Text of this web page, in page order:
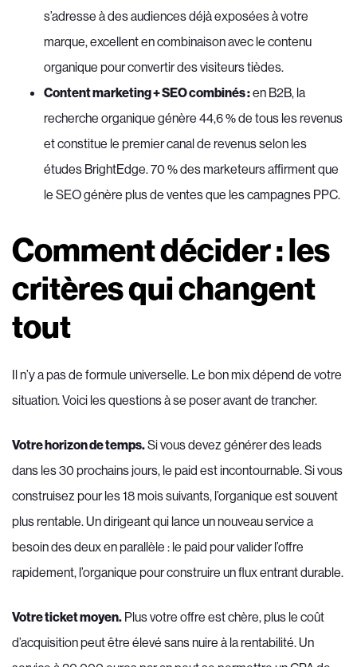
s’adresse à des audiences déjà exposées à votre
marque, excellent en combinaison avec le contenu
organique pour convertir des visiteurs tièdes.
Content marketing + SEO combinés :en B2B, la
recherche organique génère 44,6 % de tous les revenus
et constitue le premier canal de revenus selon les
études BrightEdge. 70 % des marketeurs affirment que
le SEO génère plus de ventes que les campagnes PPC.
Comment décider : les
critères qui changent
tout
Il n’y a pas de formule universelle. Le bon mix dépend de votre
situation. Voici les questions à se poser avant de trancher.
Votre horizon de temps.Si vous devez générer des leads
dans les 30 prochains jours, le paid est incontournable. Si vous
construisez pour les 18 mois suivants, l’organique est souvent
plus rentable. Un dirigeant qui lance un nouveau service a
besoin des deux en parallèle : le paid pour valider l’offre
rapidement, l’organique pour construire un flux entrant durable.
Votre ticket moyen. Plus votre offre est chère, plus le coût
d’acquisition peut être élevé sans nuire à la rentabilité. Un